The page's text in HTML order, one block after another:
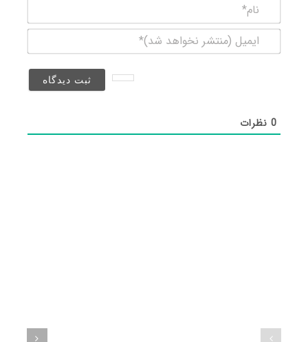
(منتشر
0نظرات